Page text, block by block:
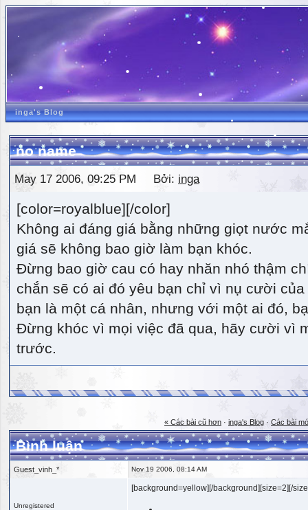
inga's Blog
no name
May 17 2006, 09:25 PM Bởi: inga
[color=royalblue][/color]
Không ai đáng giá bằng những giọt nước
giá sẽ không bao giờ làm bạn khóc.
Đừng bao giờ cau có hay nhăn nhó thậm
chắn sẽ có ai đó yêu bạn chỉ vì nụ cười
bạn là một cá nhân, nhưng với một ai đó,
Đừng khóc vì mọi việc đã qua, hãy cười vì
trước.
« Các bài cũ hơn · inga's Blog · Các bài
Bình luận
Guest_vinh_* Nov 19 2006, 08:14 AM
Unregistered
[background=yellow][/background][size=2][/